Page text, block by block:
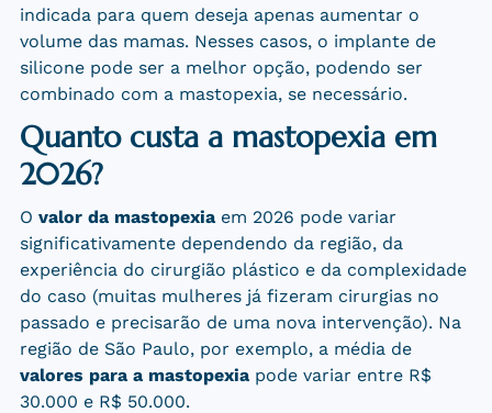
indicada para quem deseja apenas aumentar o
volume das mamas. Nesses casos, o implante de
silicone pode ser a melhor opção, podendo ser
combinado com a mastopexia, se necessário.
Quanto custa a mastopexia em
2026?
O valor da mastopexiaem 2026 pode variar
significativamente dependendo da região, da
experiência do cirurgião plástico e da complexidade
do caso (muitas mulheres já fizeram cirurgias no
passado e precisarão de uma nova intervenção). Na
região de São Paulo, por exemplo, a média de
valores para a mastopexiapode variar entre R$
30.000 e R$ 50.000.